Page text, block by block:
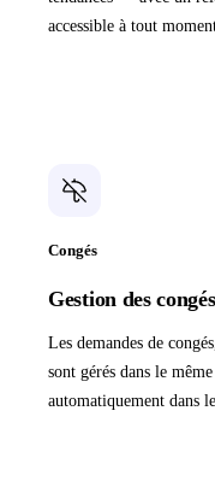
accessible à tout
Congés
Gestion des
Les demandes de
sont gérés dans le
automatiquement dans